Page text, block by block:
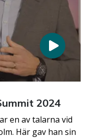
2024
en av talarna vid
Här gav han sin